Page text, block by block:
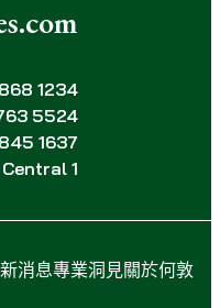
1234
5524
1637
1
消息專業洞見關於何敦